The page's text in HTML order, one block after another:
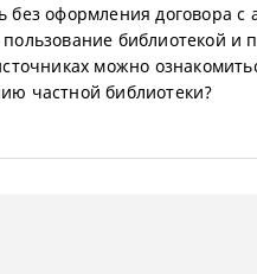
без оформления договора с
библиотекой и
можно
частной библиотеки?